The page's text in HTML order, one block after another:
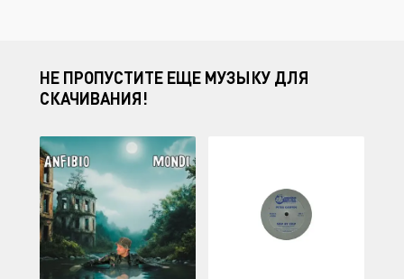
НЕ ПРОПУСТИТЕ ЕЩЕ МУЗЫКУ ДЛЯ
СКАЧИВАНИЯ!